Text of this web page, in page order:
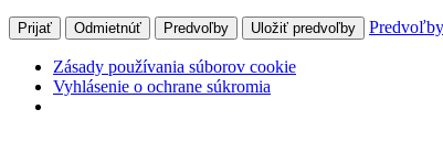
Prijať Odmietnúť Predvoľby Uložiť predvoľby Predvoľby
Zásady používania súborov cookie
Vyhlásenie o ochrane súkromia